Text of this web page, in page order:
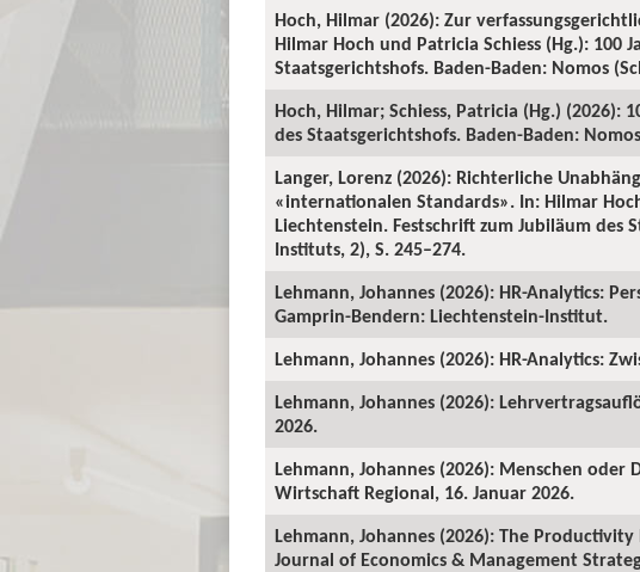
Hoch, Hilmar (2026): Zur
Hilmar Hoch und Patricia Schiess (Hg.): 100
Staatsgerichtshofs. Baden-Baden: Nomos
Hoch, Hilmar; Schiess, Patricia (Hg.) (2026):
des Staatsgerichtshofs. Baden-Baden:
Langer, Lorenz (2026): Richterliche
«internationalen Standards». In: Hilmar
Liechtenstein. Festschrift zum Jubiläum des
Instituts, 2), S. 245–274.
Lehmann, Johannes (2026): HR-Analytics:
Gamprin-Bendern: Liechtenstein-Institut.
Lehmann, Johannes (2026): HR-Analytics:
Lehmann, Johannes (2026):
2026.
Lehmann, Johannes (2026): Menschen
Wirtschaft Regional, 16. Januar 2026.
Lehmann, Johannes (2026): The
Journal of Economics & Management